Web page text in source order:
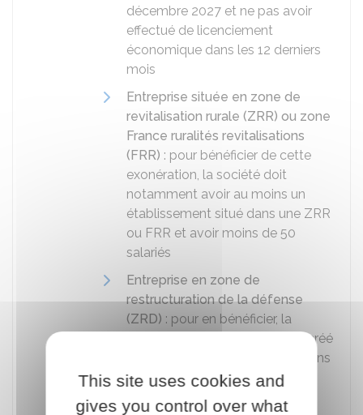
décembre 2027 et ne pas avoir
effectué de licenciement
économique dans les 12 derniers
mois
Entreprise située en zone de
revitalisation rurale (ZRR) ou zone
France ruralités revitalisations
(FRR) : pour bénéficier de cette
exonération, la société doit
notamment avoir au moins un
établissement situé dans une ZRR
ou FRR et avoir moins de 50
salariés
Entreprise en zone de
restructuration de la défense
(ZRD) : pour en bénéficier, la
société doit notamment avoir créé
une activité depuis au moins 3 ans
inexistante au préalable dans la
This site uses cookies and
gives you control over what